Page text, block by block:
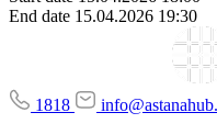
End date 15.04.2026 19:30
1818